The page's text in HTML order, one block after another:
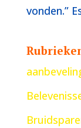
vonden.”